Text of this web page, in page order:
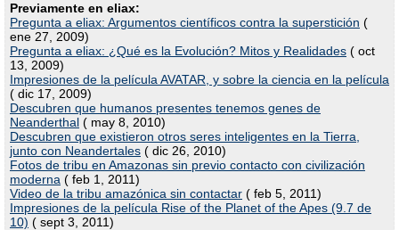
Previamente en eliax:
Pregunta a eliax: Argumentos científicos contra la superstición (
ene 27, 2009)
Pregunta a eliax: ¿Qué es la Evolución? Mitos y Realidades ( oct
13, 2009)
Impresiones de la película AVATAR, y sobre la ciencia en la película
( dic 17, 2009)
Descubren que humanos presentes tenemos genes de
Neanderthal ( may 8, 2010)
Descubren que existieron otros seres inteligentes en la Tierra,
junto con Neandertales ( dic 26, 2010)
Fotos de tribu en Amazonas sin previo contacto con civilización
moderna ( feb 1, 2011)
Video de la tribu amazónica sin contactar ( feb 5, 2011)
Impresiones de la película Rise of the Planet of the Apes (9.7 de
10) ( sept 3, 2011)